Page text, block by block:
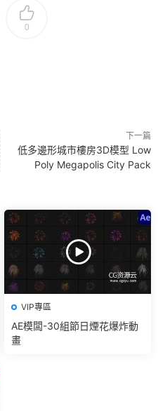
0
下一篇
低多邊形城市樓房3D模型 Low
Poly Megapolis City Pack
VIP專區
AE模闆-30組節日煙花爆炸動
畫